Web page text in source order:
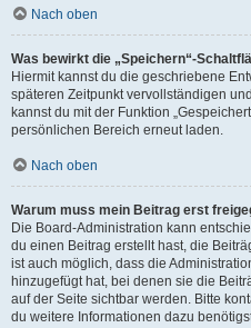
Nach oben
Was bewirkt die „Speichern“-
Hiermit kannst du die geschriebene
späteren Zeitpunkt vervollständigen
kannst du mit der Funktion
persönlichen Bereich erneut laden.
Nach oben
Warum muss mein Beitrag erst
Die Board-Administration kann
du einen Beitrag erstellt hast, die
ist auch möglich, dass die
hinzugefügt hat, bei denen sie die
auf der Seite sichtbar werden. Bitte
du weitere Informationen dazu